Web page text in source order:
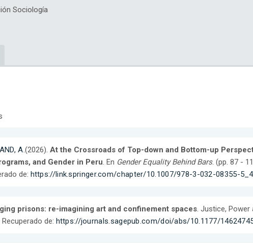
Sociología
A.(2026). At the Crossroads of Top-down and Bottom-up
and Gender in Peru. En Gender Equality Behind Bars. (pp. 87 -
de: https://link.springer.com/chapter/10.1007/978-3-032-08355-5_4
prisons: re-imagining art and confinement spaces. Justice, Power
de: https://journals.sagepub.com/doi/abs/10.1177/